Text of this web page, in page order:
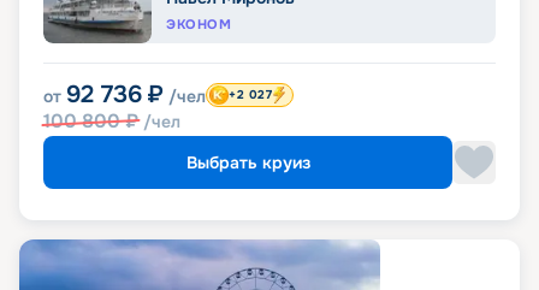
ЭКОНОМ
от 92 736 ₽ /чел
100 800₽ /чел
+2 027
Выбрать круиз